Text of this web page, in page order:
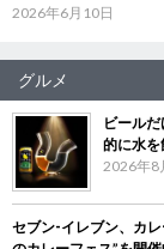
2026年6月10日
グルメ
ビール
的に水を
2026年8
セブン‐イレブン、カ